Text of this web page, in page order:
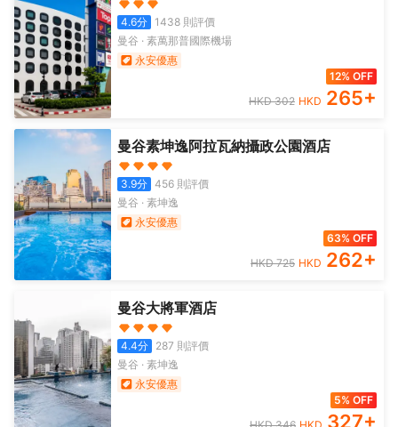
4.6分 1438則評價
曼谷 · 素萬那普國際機場
永安優惠
12% OFF
HKD302 HKD 265+
曼谷素坤逸阿拉瓦納攝政公園酒店
3.9分 456則評價
曼谷 · 素坤逸
永安優惠
63% OFF
HKD725 HKD 262+
曼谷大將軍酒店
4.4分 287 則評價
曼谷 · 素坤逸
永安優惠
5% OFF
327+